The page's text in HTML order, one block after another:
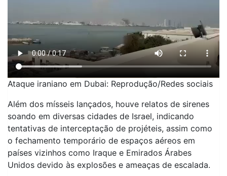
Ataque iraniano em Dubai: Reprodução/Redes sociais
Além dos mísseis lançados, houve relatos de sirenes
soando em diversas cidades de Israel, indicando
tentativas de interceptação de projéteis, assim como
o fechamento temporário de espaços aéreos em
países vizinhos como Iraque e Emirados Árabes
Unidos devido às explosões e ameaças de escalada.